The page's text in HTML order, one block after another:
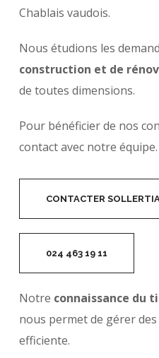
Chablais vaudois.
Nous étudions les
construction et de
de toutes dimensions.
Pour bénéficier de nos
contact avec notre équipe.
CONTACTER
024 463 19 11
Notre connaissance du
nous permet de gérer
efficiente.